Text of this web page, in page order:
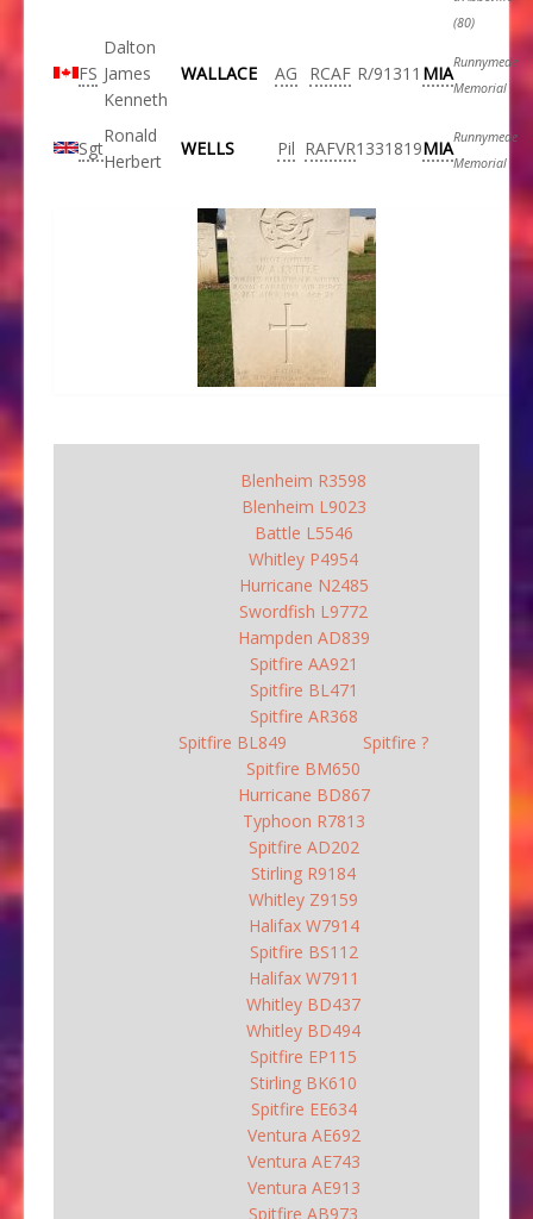
(80)
FS
Dalton
James
Kenneth
WALLACE AG RCAF R/91311 MIARunnymede
Memorial
Sgt
Ronald
Herbert
WELLS Pil RAFVR1331819MIARunnymede
Memorial
Blenheim R3598
Blenheim L9023
Battle L5546
Whitley P4954
Hurricane N2485
Swordfish L9772
Hampden AD839
Spitfire AA921
Spitfire BL471
Spitfire AR368
Spitfire BL849
Spitfire ?
Spitfire BM650
Hurricane BD867
Typhoon R7813
Spitfire AD202
Stirling R9184
Whitley Z9159
Halifax W7914
Spitfire BS112
Halifax W7911
Whitley BD437
Whitley BD494
Spitfire EP115
Stirling BK610
Spitfire EE634
Ventura AE692
Ventura AE743
Ventura AE913
Spitfire AB973